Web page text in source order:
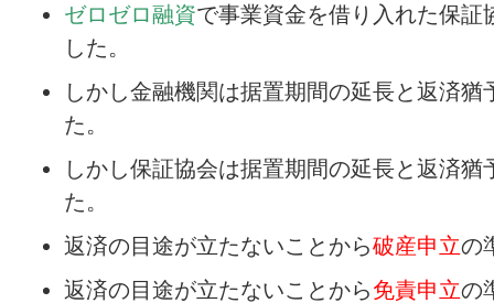
ゼロゼロ融資で事業資金を借り入れた保証
した。
しかし金融機関は据置期間の延長と返済
た。
しかし保証協会は据置期間の延長と返済
た。
返済の目途が立たないことから破産申立の
返済の目途が立たないことから免責申立の